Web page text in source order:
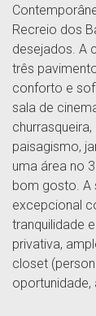
Recreio dos
desejados. A
três
conforto e
sala de
paisagismo,
uma área no
bom gosto. A
excepcional
tranquilidade
privativa,
closet
oportunidade,